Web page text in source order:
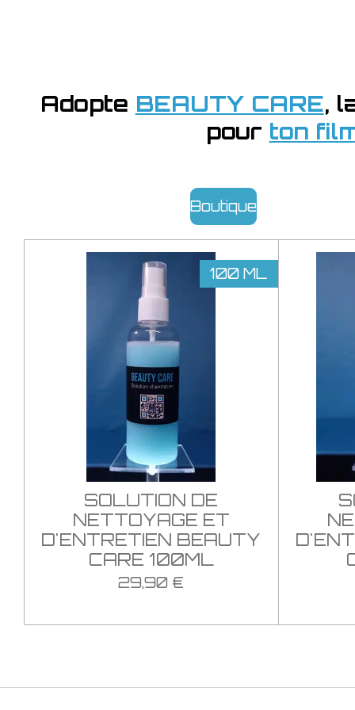
Adopte BEAUTY CARE,
pour ton
Boutique
100 ML
SOLUTION DE
NETTOYAGE ET
D'ENTRETIEN BEAUTY
CARE 100ML
29,90 €